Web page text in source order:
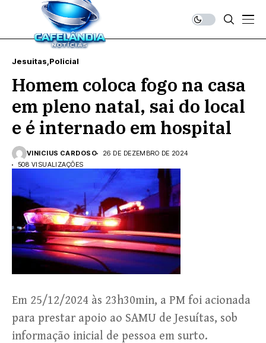
Jesuitas Policial
Homem coloca fogo na casa
em pleno natal, sai do local
e é internado em hospital
VINICIUS CARDOSO
26 DE DEZEMBRO DE 2024
508 VISUALIZAÇÕES
Em 25/12/2024 às 23h30min, a PM foi acionada
para prestar apoio ao SAMU de Jesuítas, sob
informação inicial de pessoa em surto.